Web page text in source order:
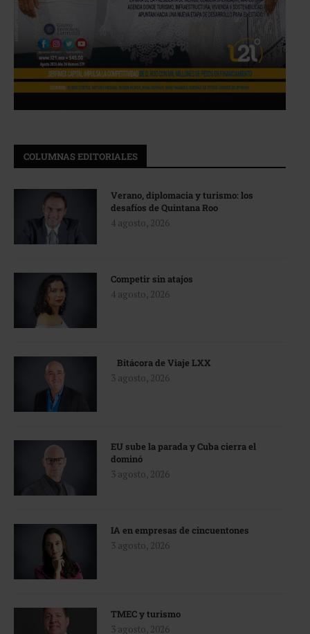
COLUMNAS EDITORIALES
Verano, diplomacia y turismo: los
desafíos de Quintana Roo
4 agosto, 2026
Competir sin atajos
4 agosto, 2026
Bitácora de Viaje LXX
3 agosto, 2026
EU sube la parada y Cuba cierra el
dominó
3 agosto, 2026
IA en empresas de cincuentones
3 agosto, 2026
TMEC y turismo
3 agosto, 2026